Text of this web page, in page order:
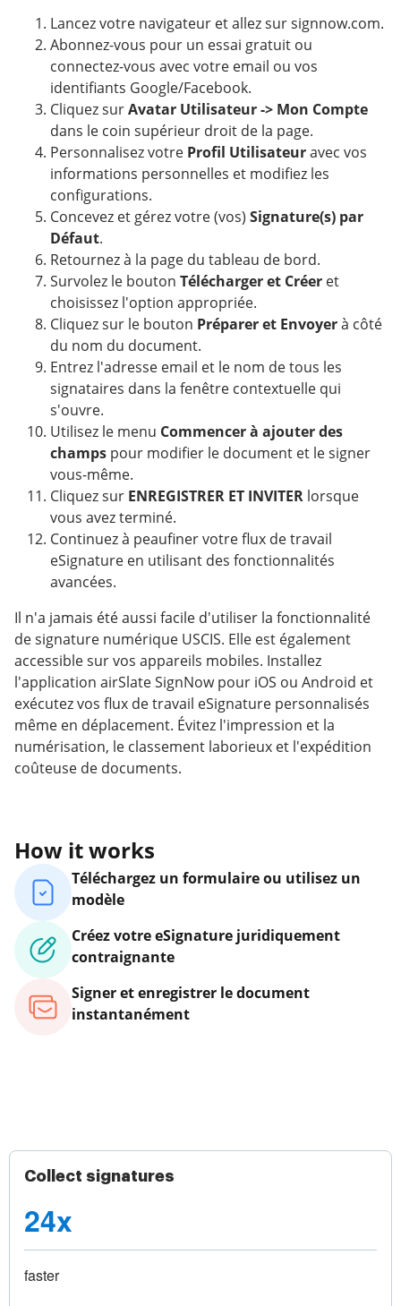
Lancez votre navigateur et allez sur signnow.com.
Abonnez-vous pour un essai gratuit ou
connectez-vous avec votre email ou vos
identifiants Google/Facebook.
Cliquez surAvatar Utilisateur -> Mon Compte
dans le coin supérieur droit de la page.
Personnalisez votre Profil Utilisateuravec vos
informations personnelles et modifiez les
configurations.
Concevez et gérez votre (vos) Signature(s) par
Défaut.
Retournez à la page du tableau de bord.
Survolez le bouton Télécharger et Créer et
choisissez l'option appropriée.
Cliquez sur le bouton Préparer et Envoyerà côté
du nom du document.
Entrez l'adresse email et le nom de tous les
signataires dans la fenêtre contextuelle qui
s'ouvre.
Utilisez le menu Commencer à ajouter des
champs pour modifier le document et le signer
vous-même.
Cliquez sur ENREGISTRER ET INVITER lorsque
vous avez terminé.
Continuez à peaufiner votre flux de travail
eSignature en utilisant des fonctionnalités
avancées.
Il n'a jamais été aussi facile d'utiliser la fonctionnalité
de signature numérique USCIS. Elle est également
accessible sur vos appareils mobiles. Installez
l'application airSlate SignNow pour iOS ou Android et
exécutez vos flux de travail eSignature personnalisés
même en déplacement. Évitez l'impression et la
numérisation, le classement laborieux et l'expédition
coûteuse de documents.
How it works
Téléchargez un formulaire ou utilisez un
modèle
Créez votre eSignature juridiquement
contraignante
Signer et enregistrer le document
instantanément
Collect signatures
24x
faster